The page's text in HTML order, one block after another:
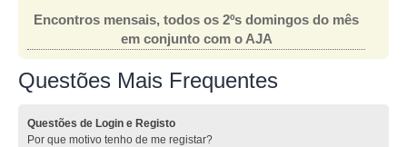
Encontros mensais, todos os 2ºs domingos do mês
em conjunto com o AJA
Questões Mais Frequentes
Questões de Login e Registo
Por que motivo tenho de me registar?